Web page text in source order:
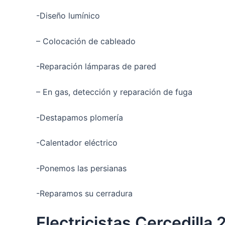
-Diseño lumínico
– Colocación de cableado
-Reparación lámparas de pared
– En gas, detección y reparación de fuga
-Destapamos plomería
-Calentador eléctrico
-Ponemos las persianas
-Reparamos su cerradura